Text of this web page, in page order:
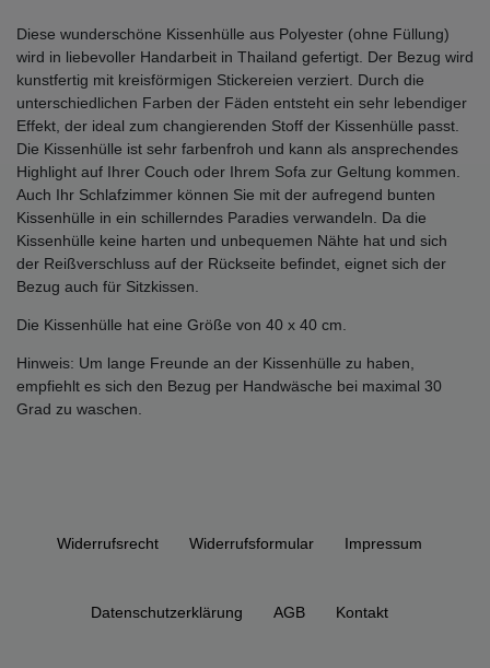
Diese wunderschöne Kissenhülle aus Polyester (ohne Füllung)
wird in liebevoller Handarbeit in Thailand gefertigt. Der Bezug wird
kunstfertig mit kreisförmigen Stickereien verziert. Durch die
unterschiedlichen Farben der Fäden entsteht ein sehr lebendiger
Effekt, der ideal zum changierenden Stoff der Kissenhülle passt.
Die Kissenhülle ist sehr farbenfroh und kann als ansprechendes
Highlight auf Ihrer Couch oder Ihrem Sofa zur Geltung kommen.
Auch Ihr Schlafzimmer können Sie mit der aufregend bunten
Kissenhülle in ein schillerndes Paradies verwandeln. Da die
Kissenhülle keine harten und unbequemen Nähte hat und sich
der Reißverschluss auf der Rückseite befindet, eignet sich der
Bezug auch für Sitzkissen.
Die Kissenhülle hat eine Größe von 40 x 40 cm.
Hinweis: Um lange Freunde an der Kissenhülle zu haben,
empfiehlt es sich den Bezug per Handwäsche bei maximal 30
Grad zu waschen.
Widerrufs­recht Widerrufs­formular Impressum
Daten­schutz­erklärung AGB Kontakt